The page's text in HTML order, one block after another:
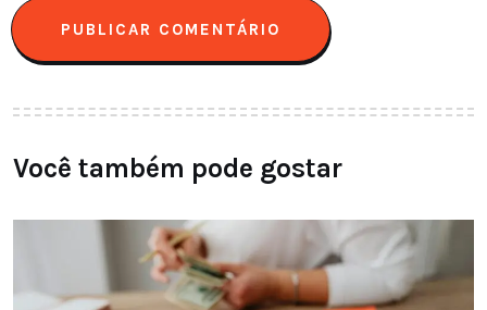
Você também pode gostar